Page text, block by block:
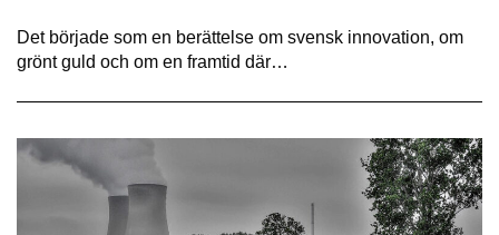
Det började som en berättelse om svensk innovation, om
grönt guld och om en framtid där…